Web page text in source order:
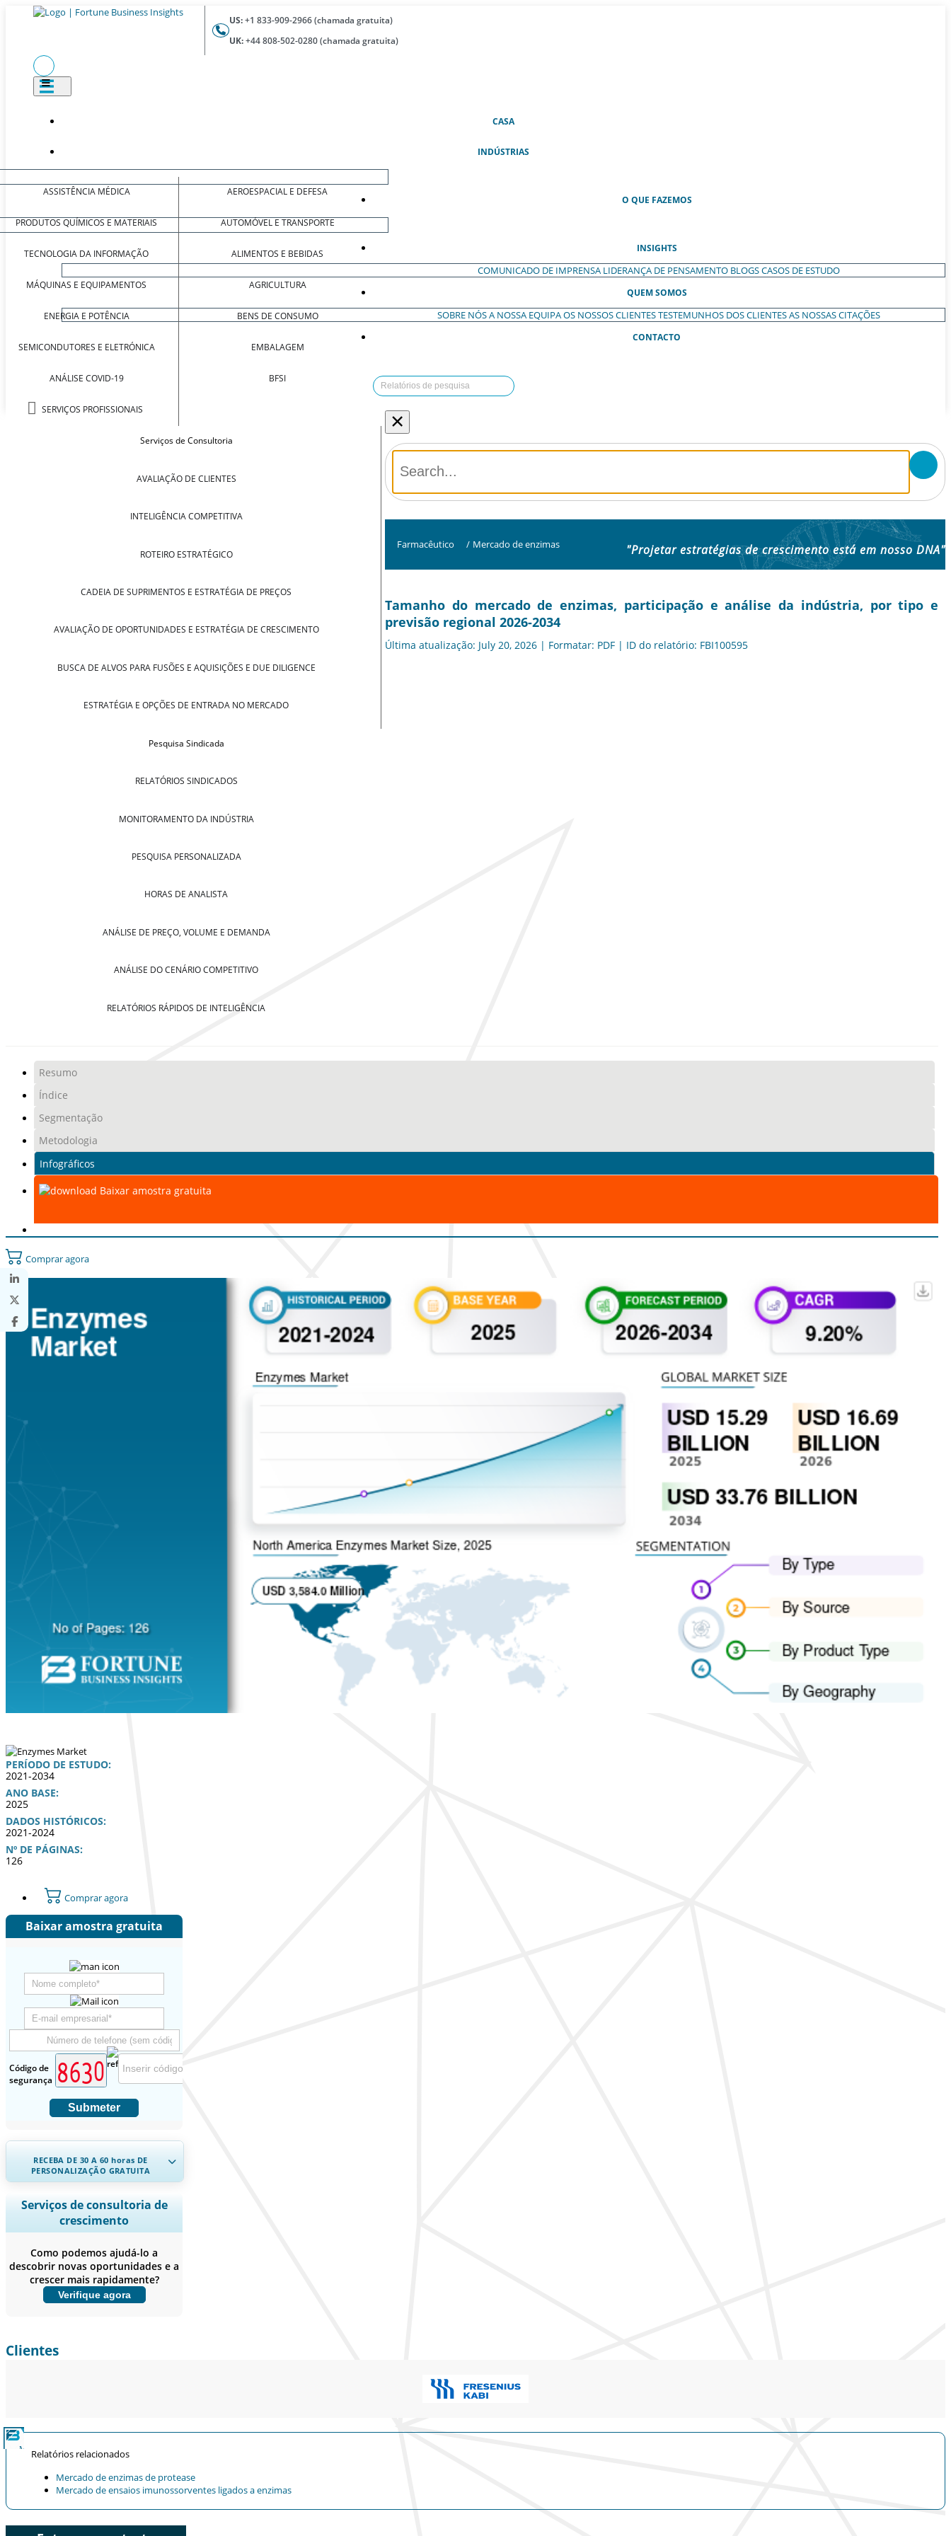
US:+1 833-909-2966 (chamada gratuita)
UK:+44 808-502-0280 (chamada gratuita)
CASA(ATUAL)
INDÚSTRIAS
ASSISTÊNCIA MÉDICA
PRODUTOS QUÍMICOS E MATERIAIS
TECNOLOGIA DA INFORMAÇÃO
MÁQUINAS E EQUIPAMENTOS
ENERGIA E POTÊNCIA
SEMICONDUTORES E ELETRÓNICA
ANÁLISE COVID-19
SERVIÇOS PROFISSIONAIS
AEROESPACIAL E DEFESA
AUTOMÓVEL E TRANSPORTE
ALIMENTOS E BEBIDAS
AGRICULTURA
BENS DE CONSUMO
EMBALAGEM
BFSI
O QUE FAZEMOS
Serviços de Consultoria
AVALIAÇÃO DE CLIENTES
INTELIGÊNCIA COMPETITIVA
ROTEIRO ESTRATÉGICO
CADEIA DE SUPRIMENTOS E ESTRATÉGIA DE PREÇOS
AVALIAÇÃO DE OPORTUNIDADES E ESTRATÉGIA DE CRESCIMENTO
BUSCA DE ALVOS PARA FUSÕES E AQUISIÇÕES E DUE DILIGENCE
ESTRATÉGIA E OPÇÕES DE ENTRADA NO MERCADO
Pesquisa Sindicada
RELATÓRIOS SINDICADOS
MONITORAMENTO DA INDÚSTRIA
PESQUISA PERSONALIZADA
HORAS DE ANALISTA
ANÁLISE DE PREÇO, VOLUME E DEMANDA
ANÁLISE DO CENÁRIO COMPETITIVO
RELATÓRIOS RÁPIDOS DE INTELIGÊNCIA
INSIGHTS
COMUNICADO DE IMPRENSA LIDERANÇA DE PENSAMENTO BLOGSCASOS DE ESTUDO
QUEM SOMOS
SOBRE NÓSA NOSSA EQUIPAOS NOSSOS CLIENTESTESTEMUNHOS DOS CLIENTESAS NOSSAS CITAÇÕES
CONTACTO
×
Farmacêutico / Mercado de enzimas "Projetar estratégias de crescimento está em nosso DNA"
Tamanho do mercado de enzimas, participação e análise da indústria, por tipo e
previsão regional 2026-2034
Última atualização: July 20, 2026 | Formatar: PDF | ID do relatório: FBI100595
Resumo
Índice
Segmentação
Metodologia
Infográficos
Baixar amostra gratuita
Comprar agora
PERÍODO DE ESTUDO:
2021-2034
ANO BASE:
2025
DADOS HISTÓRICOS:
2021-2024
Nº DE PÁGINAS:
126
Comprar agora
Baixar amostra gratuita
Código de
segurança
Submeter
RECEBA DE 30 A 60horas DE
PERSONALIZAÇÃO GRATUITA
Ampliar a cobertura regional e por
país, Análise de segmentos, Perfis de
empresas, Benchmarking
usuário final.
Personalizar agora
Serviços de consultoria de
crescimento
Como podemos ajudá-lo a
descobrir novas oportunidades e a
crescer mais rapidamente?
Verifique agora
Clientes
Relatórios relacionados
Mercado de enzimas de protease
Mercado de ensaios imunossorventes ligados a enzimas